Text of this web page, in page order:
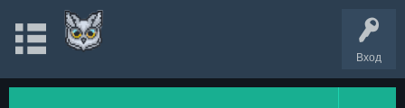
Вход